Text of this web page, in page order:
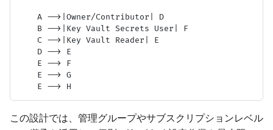
    A -->|Owner/Contributor| D
    B -->|Key Vault Secrets User| F
    C -->|Key Vault Reader| E
    D --> E
    E --> F
    E --> G
この設計では、管理グループやサブスクリプションレベル